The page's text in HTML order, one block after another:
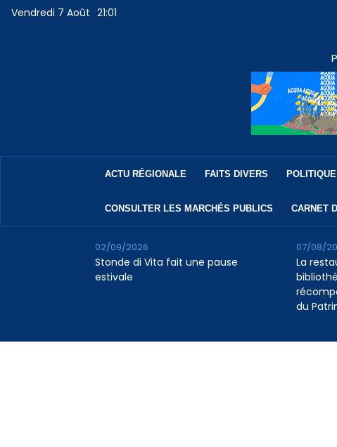
Vendredi 7 Août 21:01
ACTU RÉGIONALE FAITS DIVERS POLITIQUE
CONSULTER LES MARCHÉS PUBLICS CARNET
Stonde di Vita fait une pause
estivale
02/09/2026
La
du
07/08/